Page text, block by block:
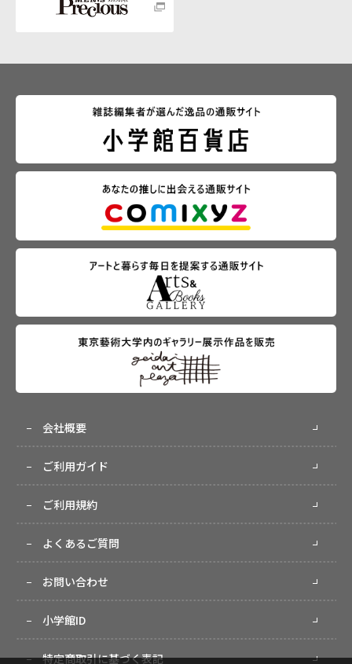
会社概要
ご利用ガイド
ご利用規約
よくあるご質問
お問い合わせ
小学館ID
特定商取引に基づく表記